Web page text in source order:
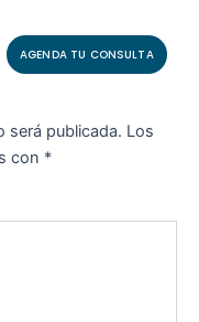
AGENDA TU CONSULTA
será publicada. Los
con *